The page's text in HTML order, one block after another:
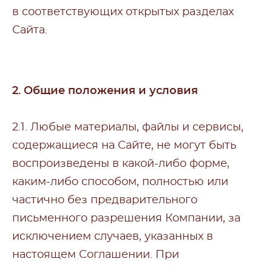
в соответствующих открытых разделах
Сайта.
2. Общие положения и условия
2.1. Любые материалы, файлы и сервисы,
содержащиеся на Сайте, не могут быть
воспроизведены в какой-либо форме,
каким-либо способом, полностью или
частично без предварительного
письменного разрешения Компании, за
исключением случаев, указанных в
настоящем Соглашении. При